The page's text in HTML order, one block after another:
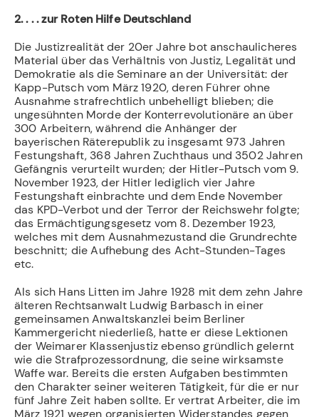
2. . . . zur Roten Hilfe Deutschland
Die Justizrealität der 20er Jahre bot anschaulicheres
Material über das Verhältnis von Justiz, Legalität und
Demokratie als die Seminare an der Universität: der
Kapp-Putsch vom März 1920, deren Führer ohne
Ausnahme strafrechtlich unbehelligt blieben; die
ungesühnten Morde der Konterrevolutionäre an über
300 Arbeitern, während die An­hänger der
bayerischen Räterepublik zu insgesamt 973 Jahren
Festungshaft, 368 Jahren Zuchthaus und 3502 Jahren
Gefängnis verurteilt wurden; der Hitler-Putsch vom 9.
No­vember 1923, der Hitler lediglich vier Jahre
Festungshaft einbrachte und dem Ende No­vember
das KPD-Verbot und der Terror der Reichswehr folgte;
das Ermächtigungsge­setz vom 8. Dezember 1923,
welches mit dem Ausnahmezustand die Grundrechte
be­schnitt; die Aufhebung des Acht-Stunden-Tages
etc.
Als sich Hans Litten im Jahre 1928 mit dem zehn Jahre
älteren Rechtsanwalt Ludwig Barbasch in einer
gemeinsamen Anwaltskanzlei beim Berliner
Kammergericht niederließ, hatte er diese Lektionen
der Weimarer Klassenjustiz ebenso gründlich gelernt
wie die Strafprozessordnung, die seine wirksamste
Waffe war. Bereits die ersten Aufgaben bestimmten
den Charakter seiner weiteren Tätigkeit, für die er nur
fünf Jahre Zeit haben sollte. Er vertrat Arbeiter, die im
März 1921 wegen organisierten Widerstandes gegen